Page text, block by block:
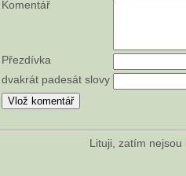
Komentář
Přezdívka
dvakrát padesát slovy
Lituji, zatím